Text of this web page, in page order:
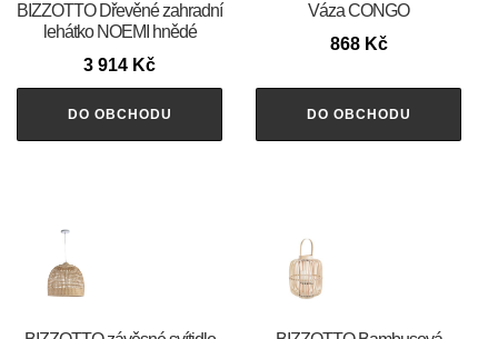
BIZZOTTO Dřevěné zahradní
lehátko NOEMI hnědé
3 914 Kč
DO OBCHODU
Váza CONGO
868 Kč
DO OBCHODU